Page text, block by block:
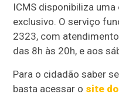
ICMS disponibiliza
exclusivo. O serviço
2323, com
das 8h às 20h, e aos
Para o cidadão saber
basta acessar o site